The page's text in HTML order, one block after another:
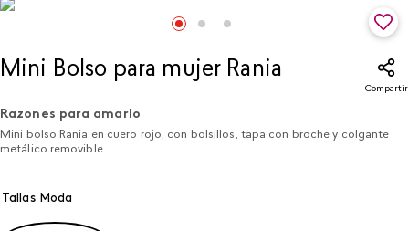
Mini Bolso para mujer Rania
Compartir
Razones para amarlo
Mini bolso Rania en cuero rojo, con bolsillos, tapa con broche y colgante
metálico removible.
Tallas Moda